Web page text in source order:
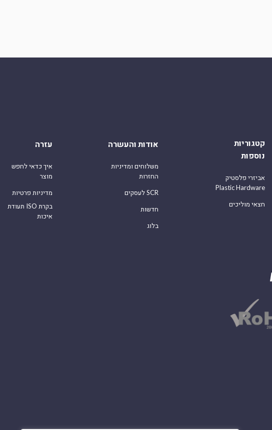
קטגוריות
נוספות
אביזרי פלסטיק
Plastic Hardware
חצאי מוליכים
אודות והעשרה
משלוחים ומדיניות
החזרות
לעסקים SCR
חדשות
בלוג
עזרה
איך כדאי לחפש
מוצר
מדיניות פרטיות
תעודת ISO בקרת
איכות